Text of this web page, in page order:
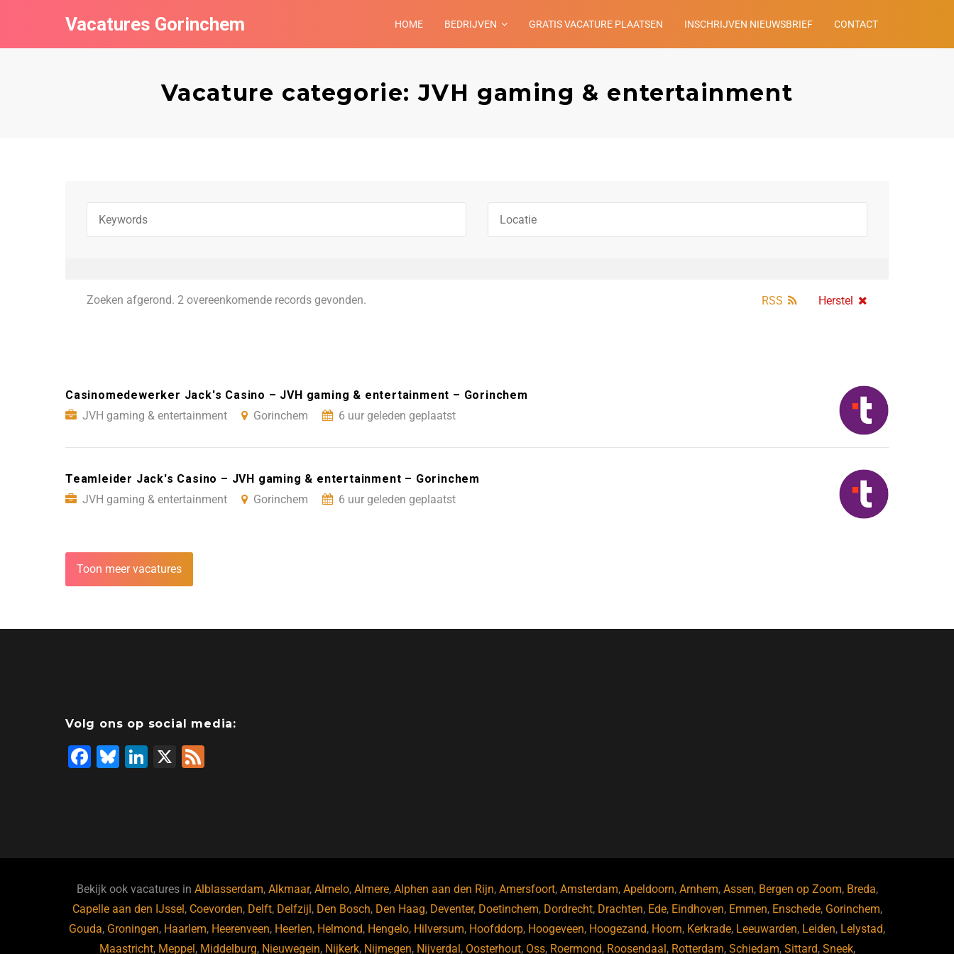
Vacatures Gorinchem HOME BEDRIJVEN GRATIS VACATURE PLAATSEN INSCHRIJVEN NIEUWSBRIEF CONTACT
Vacature categorie: JVH gaming & entertainment
Zoeken afgerond. 2 overeenkomende records gevonden. Herstel
RSS
Casinomedewerker Jack's Casino – JVH gaming & entertainment – Gorinchem
JVH gaming & entertainment
Gorinchem 6 uur geleden geplaatst
Teamleider Jack's Casino – JVH gaming & entertainment – Gorinchem
JVH gaming & entertainment
Gorinchem 6 uur geleden geplaatst
Toon meer vacatures
Volg ons op social media:
F
o
k
Bl
Li
X
Bekijk ook vacatures in Alblasserdam, Alkmaar, Almelo, Almere, Alphen aan den Rijn, Amersfoort, Amsterdam, Apeldoorn, Arnhem, Assen, Bergen op Zoom, Breda,
Capelle aan den IJssel , Coevorden, Delft, Delfzijl , Den Bosch, Den Haag, Deventer, Doetinchem, Dordrecht, Drachten, Ede, Eindhoven, Emmen, Enschede, Gorinchem,
Gouda, Groningen, Haarlem, Heerenveen, Heerlen, Helmond, Hengelo, Hilversum, Hoofddorp, Hoogeveen, Hoogezand, Hoorn, Kerkrade, Leeuwarden, Leiden, Lelystad,
Maastricht, Meppel , Middelburg, Nieuwegein, Nijkerk, Nijmegen, Nijverdal , Oosterhout, Oss, Roermond, Roosendaal , Rotterdam, Schiedam, Sittard, Sneek,